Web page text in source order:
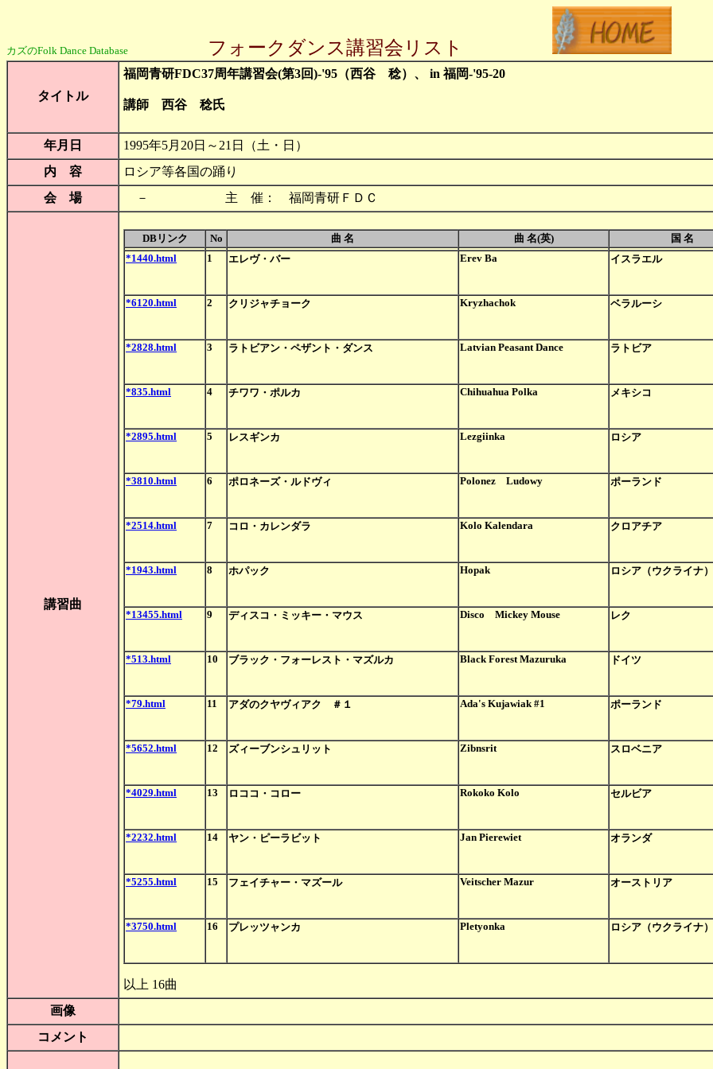
カズのFolk Dance Database フォークダンス講習会リスト
タイトル
福岡青研FDC37周年講習会(第3回)-'95（西谷 稔）、 in 福岡-'95-20
講師 西谷 稔氏
年月日
1995年5月20日～21日（土・日）
内 容
ロシア等各国の踊り
会 場
－ 主 催： 福岡青研ＦＤＣ
講習曲
DBリンク No 曲 名 曲 名(英)
国 名
*1440.html
1 エレヴ・バー Erev Ba イスラエル
*6120.html 2 クリジャチョーク Kryzhachok ベラルーシ
*2828.html 3 ラトビアン・ペザント・ダンス Latvian Peasant Dance ラトビア
*835.html 4 チワワ・ポルカ Chihuahua Polka メキシコ
*2895.html 5 レスギンカ Lezgiinka ロシア
*3810.html 6 ポロネーズ・ルドヴィ Polonez Ludowy ポーランド
*2514.html 7 コロ・カレンダラ Kolo Kalendara クロアチア
*1943.html 8 ホパック Hopak ロシア（ウクライナ）
*13455.html 9 ディスコ・ミッキー・マウス Disco Mickey Mouse レク
*513.html 10 ブラック・フォーレスト・マズルカ Black Forest Mazuruka ドイツ
*79.html 11 アダのクヤヴィアク ＃１ Ada's Kujawiak #1 ポーランド
*5652.html 12 ズィーブンシュリット Zibnsrit スロベニア
*4029.html 13 ロココ・コロー Rokoko Kolo セルビア
*2232.html 14 ヤン・ピーラビット Jan Pierewiet オランダ
*5255.html 15 フェイチャー・マズール Veitscher Mazur オーストリア
*3750.html 16 プレッツャンカ Pletyonka ロシア（ウクライナ）
以上 16曲
画像
コメント